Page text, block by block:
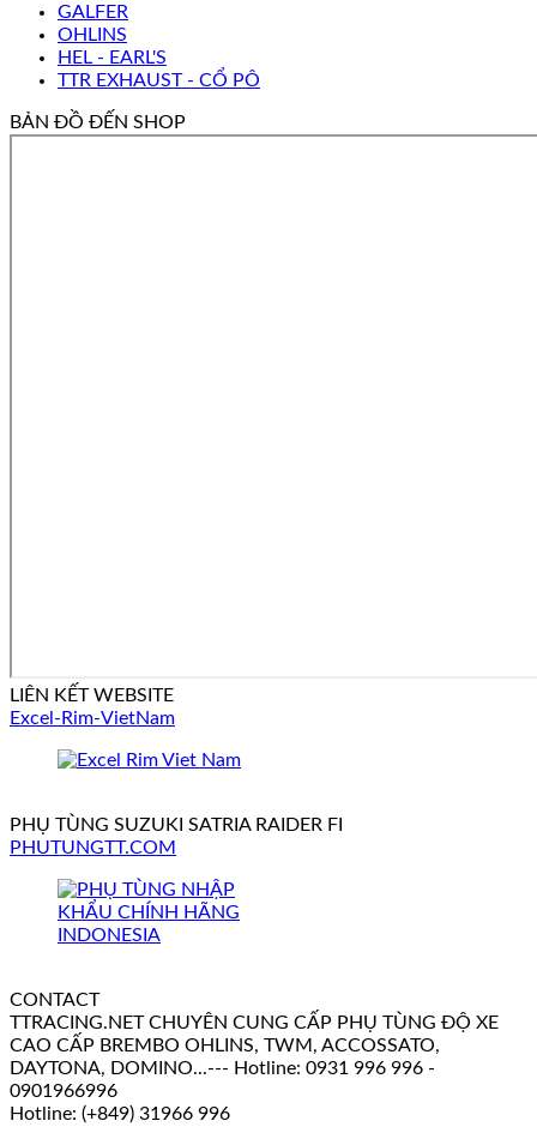
GALFER
OHLINS
HEL - EARL'S
TTR EXHAUST - CỔ PÔ
BẢN ĐỒ ĐẾN SHOP
LIÊN KẾT WEBSITE
Excel-Rim-VietNam
PHỤ TÙNG SUZUKI SATRIA RAIDER FI
PHUTUNGTT.COM
CONTACT
TTRACING.NET CHUYÊN CUNG CẤP PHỤ TÙNG ĐỘ XE
CAO CẤP BREMBO OHLINS, TWM, ACCOSSATO,
DAYTONA, DOMINO...--- Hotline: 0931 996 996 -
0901966996
Hotline: (+849) 31966 996